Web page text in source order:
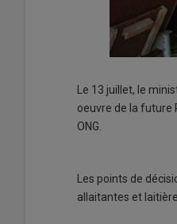
Le 13 juillet, le
oeuvre de la future
ONG.
Les points de
allaitantes et